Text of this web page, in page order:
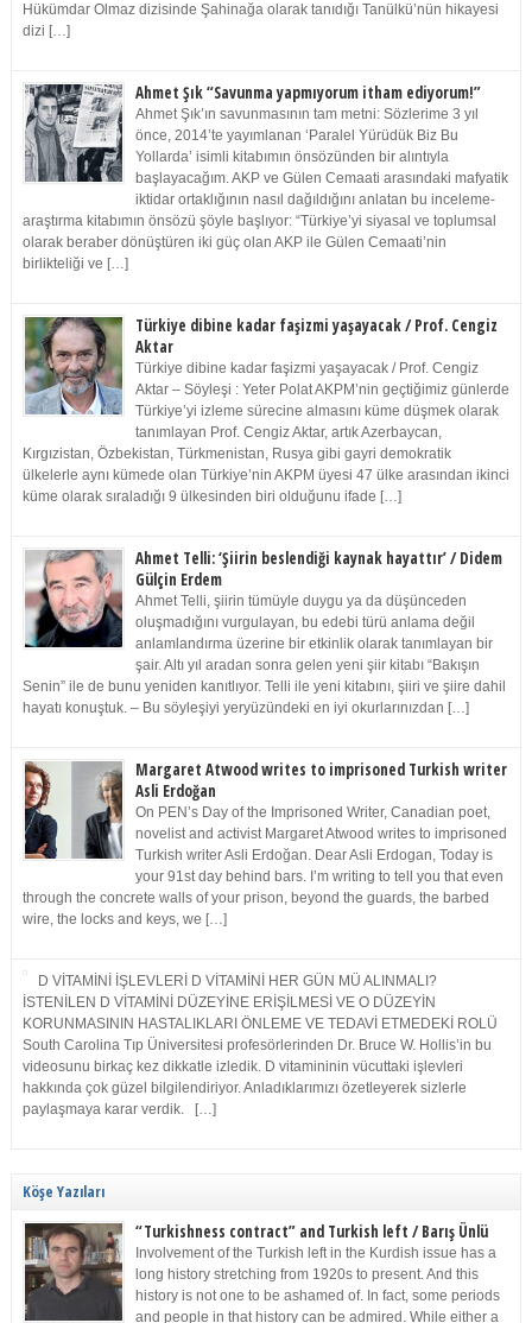
Hükümdar Olmaz dizisinde Şahinağa olarak tanıdığı Tanülkü’nün hikayesi
dizi […]
Ahmet Şık “Savunma yapmıyorum itham ediyorum!”
Ahmet Şık’ın savunmasının tam metni: Sözlerime 3 yıl
önce, 2014’te yayımlanan ‘Paralel Yürüdük Biz Bu
Yollarda’ isimli kitabımın önsözünden bir alıntıyla
başlayacağım. AKP ve Gülen Cemaati arasındaki mafyatik
iktidar ortaklığının nasıl dağıldığını anlatan bu inceleme-
araştırma kitabımın önsözü şöyle başlıyor: “Türkiye’yi siyasal ve toplumsal
olarak beraber dönüştüren iki güç olan AKP ile Gülen Cemaati’nin
birlikteliği ve […]
Türkiye dibine kadar faşizmi yaşayacak / Prof. Cengiz
Aktar
Türkiye dibine kadar faşizmi yaşayacak / Prof. Cengiz
Aktar – Söyleşi : Yeter Polat AKPM’nin geçtiğimiz günlerde
Türkiye’yi izleme sürecine almasını küme düşmek olarak
tanımlayan Prof. Cengiz Aktar, artık Azerbaycan,
Kırgızistan, Özbekistan, Türkmenistan, Rusya gibi gayri demokratik
ülkelerle aynı kümede olan Türkiye’nin AKPM üyesi 47 ülke arasından ikinci
küme olarak sıraladığı 9 ülkesinden biri olduğunu ifade […]
Ahmet Telli: ‘Şiirin beslendiği kaynak hayattır’ / Didem
Gülçin Erdem
Ahmet Telli, şiirin tümüyle duygu ya da düşünceden
oluşmadığını vurgulayan, bu edebi türü anlama değil
anlamlandırma üzerine bir etkinlik olarak tanımlayan bir
şair. Altı yıl aradan sonra gelen yeni şiir kitabı “Bakışın
Senin” ile de bunu yeniden kanıtlıyor. Telli ile yeni kitabını, şiiri ve şiire dahil
hayatı konuştuk. – Bu söyleşiyi yeryüzündeki en iyi okurlarınızdan […]
Margaret Atwood writes to imprisoned Turkish writer
Asli Erdoğan
On PEN’s Day of the Imprisoned Writer, Canadian poet,
novelist and activist Margaret Atwood writes to imprisoned
Turkish writer Asli Erdoğan. Dear Asli Erdogan, Today is
your 91st day behind bars. I’m writing to tell you that even
through the concrete walls of your prison, beyond the guards, the barbed
wire, the locks and keys, we […]
D VİTAMİNİ İŞLEVLERİ D VİTAMİNİ HER GÜN MÜ ALINMALI?
İSTENİLEN D VİTAMİNİ DÜZEYİNE ERİŞİLMESİ VE O DÜZEYİN
KORUNMASININ HASTALIKLARI ÖNLEME VE TEDAVİ ETMEDEKİ ROLÜ
South Carolina Tıp Üniversitesi profesörlerinden Dr. Bruce W. Hollis’in bu
videosunu birkaç kez dikkatle izledik. D vitamininin vücuttaki işlevleri
hakkında çok güzel bilgilendiriyor. Anladıklarımızı özetleyerek sizlerle
paylaşmaya karar verdik. […]
Köşe Yazıları
“Turkishness contract” and Turkish left / Barış Ünlü
Involvement of the Turkish left in the Kurdish issue has a
long history stretching from 1920s to present. And this
history is not one to be ashamed of. In fact, some periods
and people in that history can be admired. While either a